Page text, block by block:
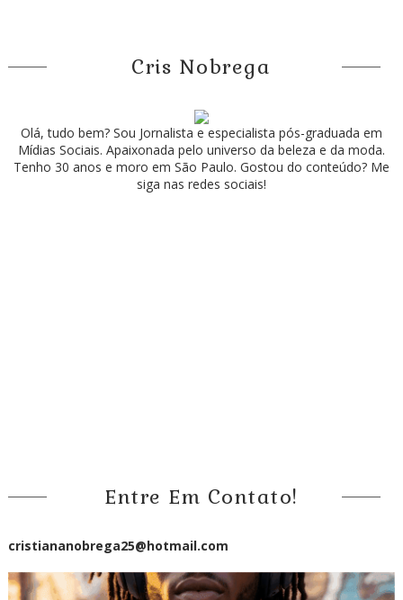
Cris Nobrega
Olá, tudo bem? Sou Jornalista e especialista pós-graduada em
Mídias Sociais. Apaixonada pelo universo da beleza e da moda.
Tenho 30 anos e moro em São Paulo. Gostou do conteúdo? Me
siga nas redes sociais!
Entre Em Contato!
cristiananobrega25@hotmail.com